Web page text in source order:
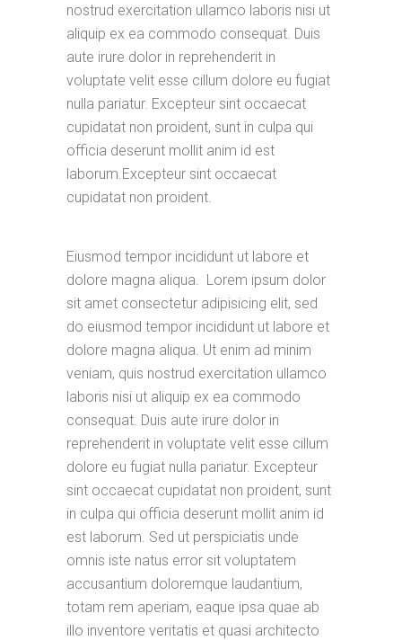
nostrud exercitation ullamco laboris nisi ut
aliquip ex ea commodo consequat. Duis
aute irure dolor in reprehenderit in
voluptate velit esse cillum dolore eu fugiat
nulla pariatur. Excepteur sint occaecat
cupidatat non proident, sunt in culpa qui
officia deserunt mollit anim id est
laborum.Excepteur sint occaecat
cupidatat non proident.
Eiusmod tempor incididunt ut labore et
dolore magna aliqua. Lorem ipsum dolor
sit amet consectetur adipisicing elit, sed
do eiusmod tempor incididunt ut labore et
dolore magna aliqua. Ut enim ad minim
veniam, quis nostrud exercitation ullamco
laboris nisi ut aliquip ex ea commodo
consequat. Duis aute irure dolor in
reprehenderit in voluptate velit esse cillum
dolore eu fugiat nulla pariatur. Excepteur
sint occaecat cupidatat non proident, sunt
in culpa qui officia deserunt mollit anim id
est laborum. Sed ut perspiciatis unde
omnis iste natus error sit voluptatem
accusantium doloremque laudantium,
totam rem aperiam, eaque ipsa quae ab
illo inventore veritatis et quasi architecto